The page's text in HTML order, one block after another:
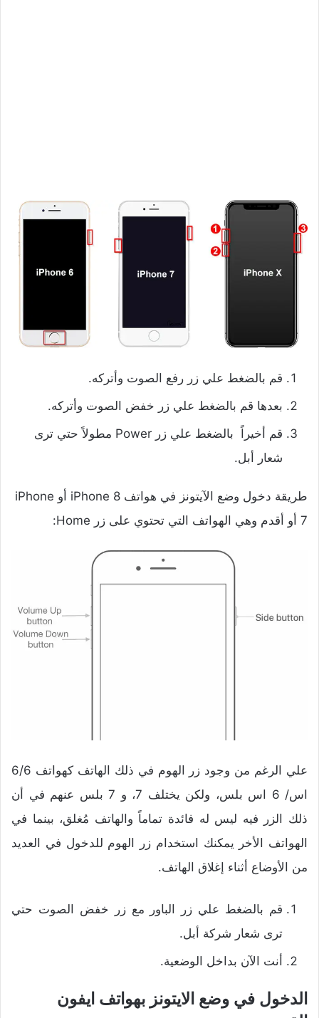
قم بالضغط علي زر رفع الصوت وأتركه.
بعدها قم بالضغط علي زر خفض الصوت وأتركه.
قم أخيراً بالضغط علي زر Power مطولاً حتي ترى
شعار أبل.
طريقة دخول وضع الآيتونز في هواتف iPhone 8 أو iPhone
7 أو أقدم وهي الهواتف التي تحتوي على زر Home:
علي الرغم من وجود زر الهوم في ذلك الهاتف كهواتف 6/6
اس/ 6 اس بلس، ولكن يختلف 7، و 7 بلس عنهم في أن
ذلك الزر فيه ليس له فائدة تماماً والهاتف مُغلق، بينما في
الهواتف الأخر يمكنك استخدام زر الهوم للدخول في العديد
من الأوضاع أثناء إغلاق الهاتف.
قم بالضغط علي زر الباور مع زر خفض الصوت حتي
ترى شعار شركة أبل.
أنت الآن بداخل الوضعية.
الدخول في وضع الايتونز بهواتف ايفون